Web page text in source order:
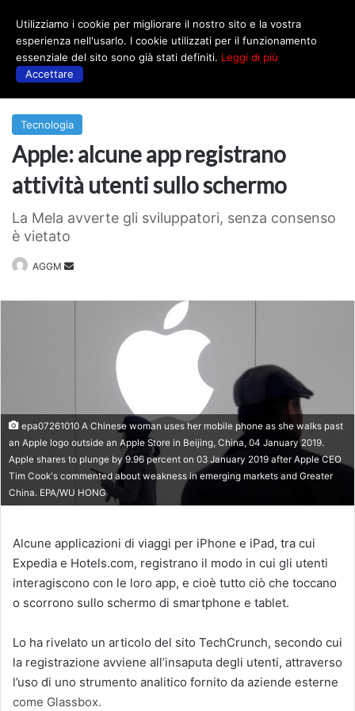
Tecnologia
Apple: alcune app registrano
attività utenti sullo schermo
La Mela avverte gli sviluppatori, senza consenso
è vietato
AGGM
Invia
epa07261010 A Chinese woman uses her mobile phone as she walks past
an Apple logo outside an Apple Store in Beijing, China, 04 January 2019.
Apple shares to plunge by 9.96 percent on 03 January 2019 after Apple CEO
Tim Cook's commented about weakness in emerging markets and Greater
China. EPA/WU HONG
Alcune applicazioni di viaggi per iPhone e iPad, tra cui
Expedia e Hotels.com, registrano il modo in cui gli utenti
interagiscono con le loro app, e cioè tutto ciò che toccano
o scorrono sullo schermo di smartphone e tablet.
Lo ha rivelato un articolo del sito TechCrunch, secondo cui
la registrazione avviene all’insaputa degli utenti, attraverso
l’uso di uno strumento analitico fornito da aziende esterne
come Glassbox.
Utilizziamo i cookie per migliorare il nostro sito e la vostra
esperienza nell'usarlo. I cookie utilizzati per il funzionamento
essenziale del sito sono già stati definiti. Leggi di più
Accettare